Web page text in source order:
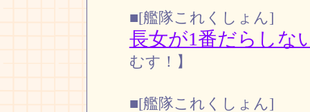
■[艦隊これくしょん]
長女が1番だらしな
むす！】
■[艦隊これくしょん]